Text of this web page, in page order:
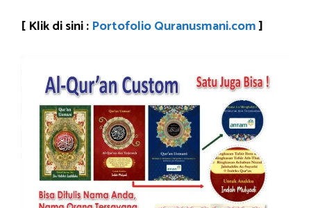
[ Klik di sini : Portofolio Quranusmani.com]